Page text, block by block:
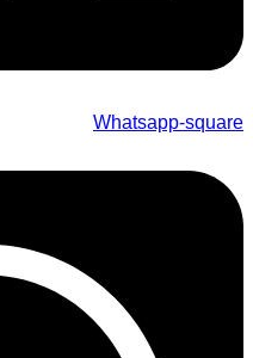
Whatsapp-square